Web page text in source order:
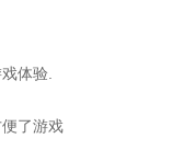
体验.
了游戏